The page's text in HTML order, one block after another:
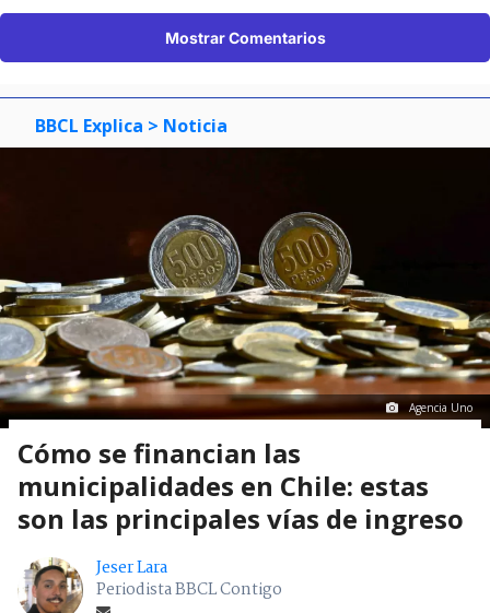
Mostrar Comentarios
BBCL Explica > Noticia
Agencia Uno
Cómo se financian las
municipalidades en Chile: estas
son las principales vías de ingreso
Jeser Lara
Periodista BBCL Contigo